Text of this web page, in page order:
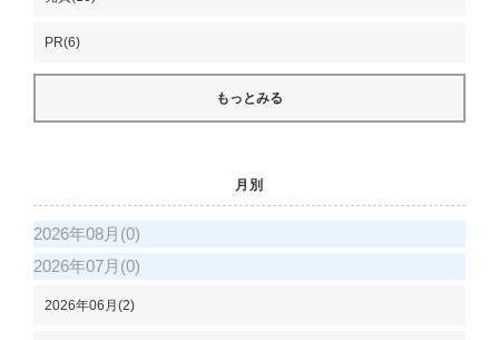
PR(6)
もっとみる
月別
2026年08月(0)
2026年07月(0)
2026年06月(2)